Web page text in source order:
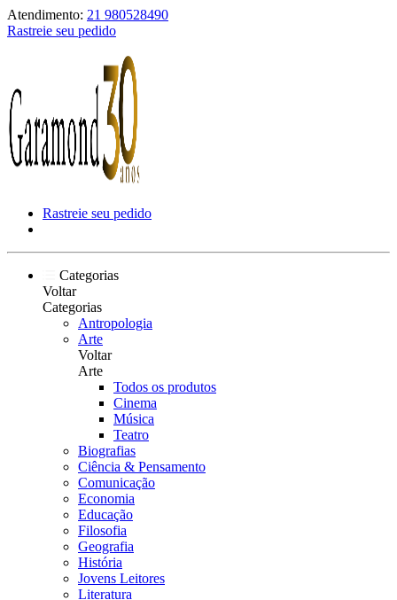
Atendimento: 21 980528490
Rastreie seu pedido
Rastreie seu pedido
Categorias
Voltar
Categorias
Antropologia
Arte
Voltar
Arte
Todos os produtos
Cinema
Música
Teatro
Biografias
Ciência & Pensamento
Comunicação
Economia
Educação
Filosofia
Geografia
História
Jovens Leitores
Literatura